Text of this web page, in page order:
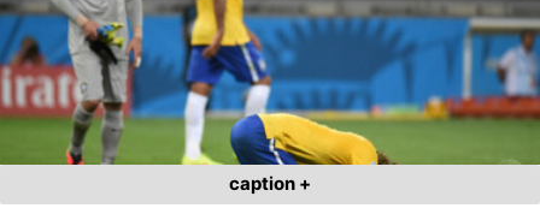
caption +